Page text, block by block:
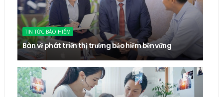
TIN TỨC BẢO HIỂM
Bàn về phát triển thị trường bảo hiểm bền vững